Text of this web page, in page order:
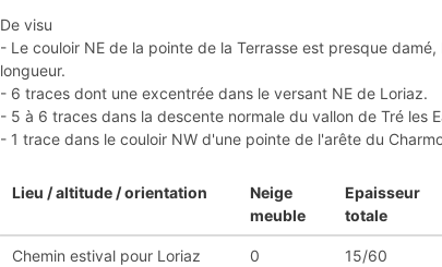
De visu
- Le couloir NE de la pointe de la Terrasse est presque
longueur.
- 6 traces dont une excentrée dans le versant NE de Loriaz.
- 5 à 6 traces dans la descente normale du vallon de Tré les
- 1 trace dans le couloir NW d'une pointe de l'arête du
Lieu / altitude / orientation
Neige
meuble
Epaisseur
totale
Chemin estival pour Loriaz 0 15/60